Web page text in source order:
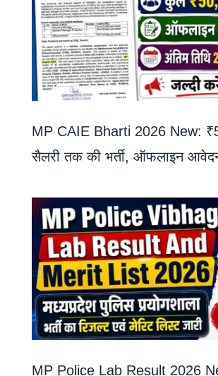
MP CAIE Bharti 2026 New:
सैलरी तक की भर्ती, ऑफलाइन
MP Police Lab Result 2026